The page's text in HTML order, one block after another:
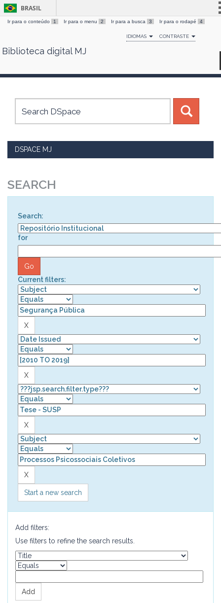
Skip
BRASIL
Simplifique!
Comunica BR
Canais
Ir para o conteúdo 1 Ir para o menu 2 Ir para a busca 3 Ir para o rodapé 4
IDIOMAS CONTRASTE
Biblioteca digital MJ
DSPACE MJ
SEARCH
Search:
for
Current filters:
Start a new search
Add filters:
Use filters to refine the search results.